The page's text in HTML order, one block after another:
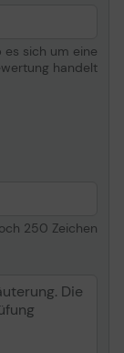
sich um eine
handelt
250 Zeichen